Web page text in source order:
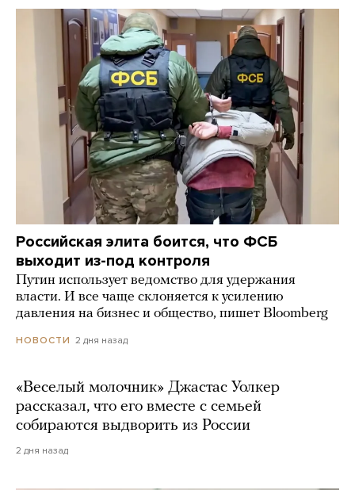
Российская элита боится, что ФСБ
выходит из-под контроля
Путин использует ведомство для удержания
власти. И все чаще склоняется к усилению
давления на бизнес и общество, пишет Bloomberg
НОВОСТИ 2 дня назад
«Веселый молочник» Джастас Уолкер
рассказал, что его вместе с семьей
собираются выдворить из России
2 дня назад